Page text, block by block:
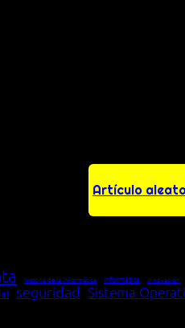
Artículo
historia de la Informática Informática innovación
seguridad Sistema